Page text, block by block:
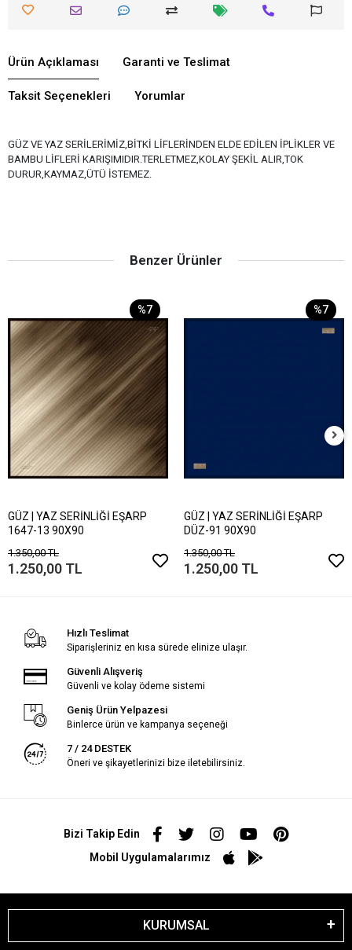
Ürün Açıklaması Garanti ve Teslimat
Taksit Seçenekleri Yorumlar
GÜZ VE YAZ SERİLERİMİZ,BİTKİ LİFLERİNDEN ELDE EDİLEN İPLİKLER VE
BAMBU LİFLERİ KARIŞIMIDIR.TERLETMEZ,KOLAY ŞEKİL ALIR,TOK
DURUR,KAYMAZ,ÜTÜ İSTEMEZ.
Benzer Ürünler
%7
GÜZ | YAZ SERİNLİĞİ EŞARP
1647-13 90X90
1.350,00 TL
1.250,00 TL
%7
GÜZ | YAZ SERİNLİĞİ EŞARP
DÜZ-91 90X90
1.350,00 TL
1.250,00 TL
Hızlı Teslimat
Siparişleriniz en kısa sürede elinize ulaşır.
Güvenli Alışveriş
Güvenli ve kolay ödeme sistemi
Geniş Ürün Yelpazesi
Binlerce ürün ve kampanya seçeneği
7 / 24 DESTEK
Öneri ve şikayetlerinizi bize iletebilirsiniz.
Bizi Takip Edin
Mobil Uygulamalarımız
KURUMSAL